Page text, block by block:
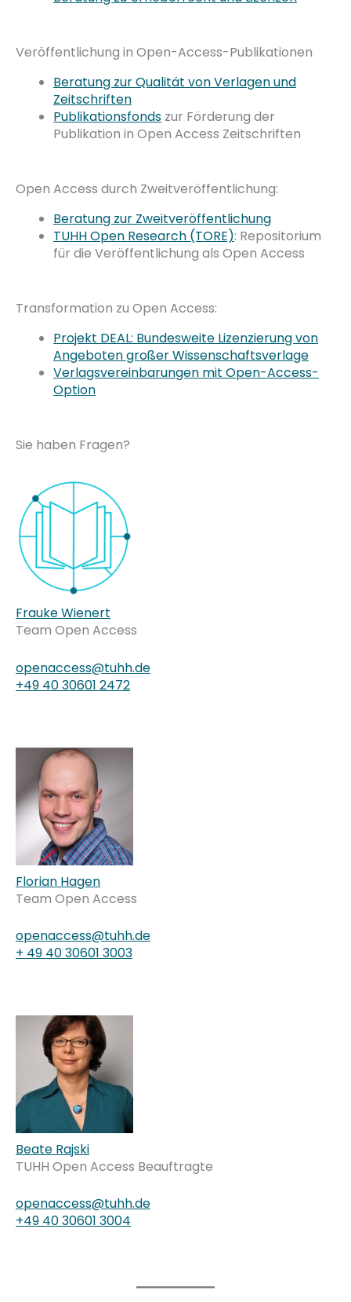
Veröffentlichung in Open-Access-Publikationen
Beratung zur Qualität von Verlagen und
Zeitschriften
Publikationsfonds zur Förderung der
Publikation in Open Access Zeitschriften
Open Access durch Zweitveröffentlichung:
Beratung zur Zweitveröffentlichung
TUHH Open Research (TORE): Repositorium
für die Veröffentlichung als Open Access
Transformation zu Open Access:
Projekt DEAL: Bundesweite Lizenzierung von
Angeboten großer Wissenschaftsverlage
Verlagsvereinbarungen mit Open-Access-
Option
Sie haben Fragen?
Frauke Wienert
Team Open Access
openaccess@tuhh.de
+49 40 30601 2472
Florian Hagen
Team Open Access
openaccess@tuhh.de
+ 49 40 30601 3003
Beate Rajski
TUHH Open Access Beauftragte
openaccess@tuhh.de
+49 40 30601 3004